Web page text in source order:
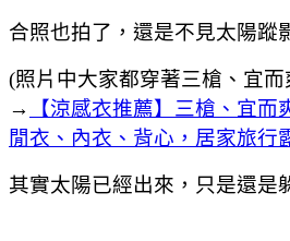
合照也拍了，還是不見太陽蹤
(照片中大家都穿著三槍、宜
→
【涼感衣推薦】三槍、宜而
閒衣、內衣、背心，居家旅行
其實太陽已經出來，只是還是